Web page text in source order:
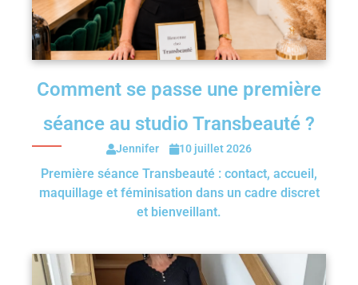
Comment se passe une première
séance au studio Transbeauté ?
Jennifer 10 juillet 2026
Première séance Transbeauté : contact, accueil,
maquillage et féminisation dans un cadre discret
et bienveillant.